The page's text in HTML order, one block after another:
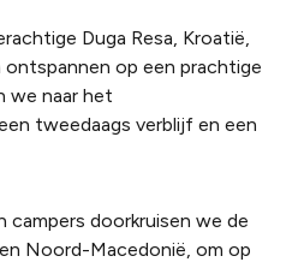
Duga Resa, Kroatië,
ontspannen op een prachtige
we naar het
tweedaags verblijf en een
campers doorkruisen we de
Noord-Macedonië, om op